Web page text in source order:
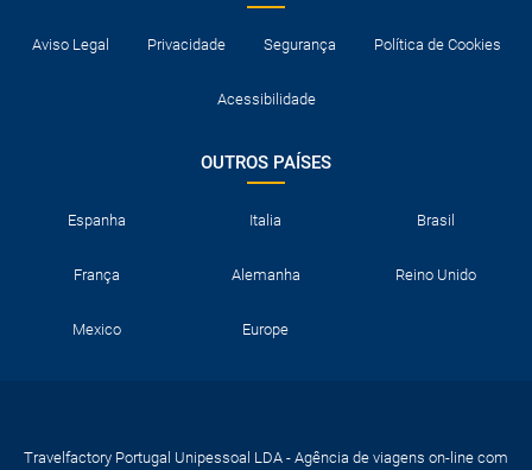
Aviso Legal Privacidade Segurança Política de Cookies
Acessibilidade
OUTROS PAÍSES
Espanha Italia Brasil
França Alemanha Reino Unido
Mexico Europe
Travelfactory Portugal Unipessoal LDA - Agência de viagens on-line com